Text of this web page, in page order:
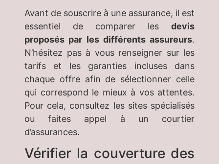
Avant de souscrire à une assurance, il est
essentiel de comparer les devis
proposés par les différents assureurs.
N’hésitez pas à vous renseigner sur les
tarifs et les garanties incluses dans
chaque offre afin de sélectionner celle
qui correspond le mieux à vos attentes.
Pour cela, consultez les sites spécialisés
ou faites appel à un courtier
d’assurances.
Vérifier la couverture des